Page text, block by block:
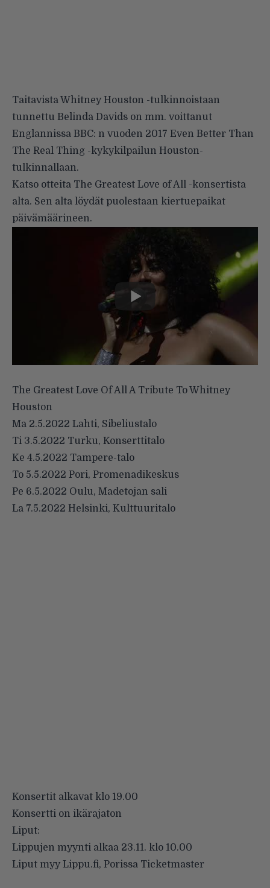
Taitavista Whitney Houston -tulkinnoistaan
tunnettu Belinda Davids on mm. voittanut
Englannissa BBC: n vuoden 2017 Even Better Than
The Real Thing -kykykilpailun Houston-
tulkinnallaan.
Katso otteita The Greatest Love of All -konsertista
alta. Sen alta löydät puolestaan kiertuepaikat
päivämäärineen.
The Greatest Love Of All A Tribute To Whitney
Houston
Ma 2.5.2022 Lahti, Sibeliustalo
Ti 3.5.2022 Turku, Konserttitalo
Ke 4.5.2022 Tampere-talo
To 5.5.2022 Pori, Promenadikeskus
Pe 6.5.2022 Oulu, Madetojan sali
La 7.5.2022 Helsinki, Kulttuuritalo
Konsertit alkavat klo 19.00
Konsertti on ikärajaton
Liput:
Lippujen myynti alkaa 23.11. klo 10.00
Liput myy Lippu.fi, Porissa Ticketmaster